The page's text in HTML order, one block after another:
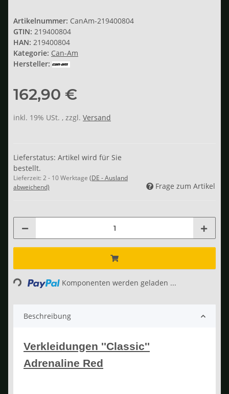
Artikelnummer: CanAm-219400804
GTIN: 219400804
HAN: 219400804
Kategorie: Can-Am
Hersteller:
162,90 €
inkl. 19% USt. , zzgl. Versand
Lieferstatus: Artikel wird für Sie
bestellt.
Lieferzeit: 2 - 10 Werktage (DE - Ausland
abweichend)
Frage zum Artikel
Loading... Komponenten werden geladen ...
Beschreibung
Verkleidungen ''Classic''
Adrenaline Red